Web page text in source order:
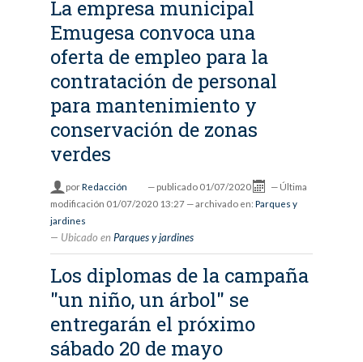
La empresa municipal
Emugesa convoca una
oferta de empleo para la
contratación de personal
para mantenimiento y
conservación de zonas
verdes
porRedacción — publicado 01/07/2020 — Última
modificación 01/07/2020 13:27 — archivado en: Parques y
jardines
Ubicado en Parques y jardines
Los diplomas de la campaña
"un niño, un árbol" se
entregarán el próximo
sábado 20 de mayo